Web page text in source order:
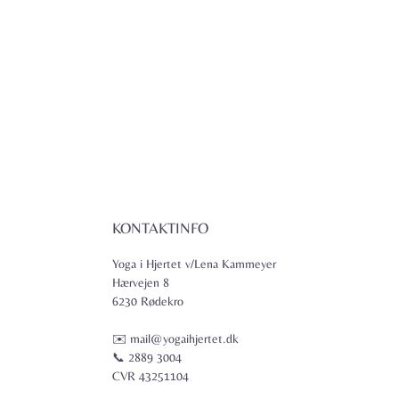
KONTAKTINFO
Yoga i Hjertet v/Lena Kammeyer
Hærvejen 8
6230 Rødekro
✉️ mail@yogaihjertet.dk
📞 2889 3004
CVR 43251104